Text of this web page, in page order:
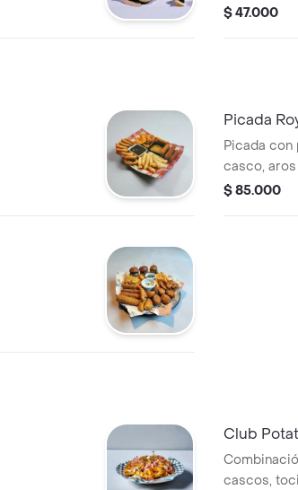
$ 47.000
Picada
Picada con
casco,
fingers,
$ 85.000
Club
cascos,